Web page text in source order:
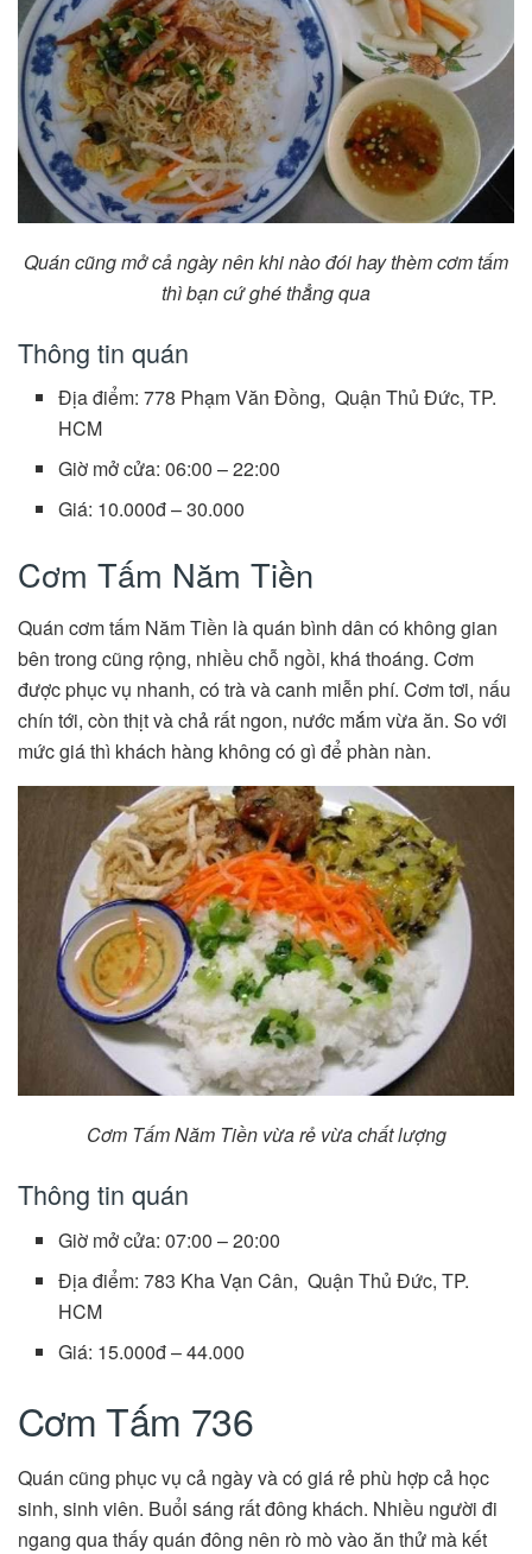
Quán cũng mở cả ngày nên khi nào đói hay thèm cơm tấm
thì bạn cứ ghé thẳng qua
Thông tin quán
Địa điểm: 778 Phạm Văn Đồng, Quận Thủ Đức, TP.
HCM
Giờ mở cửa: 06:00 – 22:00
Giá: 10.000đ – 30.000
Cơm Tấm Năm Tiền
Quán cơm tấm Năm Tiền là quán bình dân có không gian
bên trong cũng rộng, nhiều chỗ ngồi, khá thoáng. Cơm
được phục vụ nhanh, có trà và canh miễn phí. Cơm tơi, nấu
chín tới, còn thịt và chả rất ngon, nước mắm vừa ăn. So với
mức giá thì khách hàng không có gì để phàn nàn.
Cơm TấmNăm Tiền vừa rẻ vừa chất lượng
Thông tin quán
Giờ mở cửa: 07:00 – 20:00
Địa điểm: 783 Kha Vạn Cân, Quận Thủ Đức, TP.
HCM
Giá: 15.000đ – 44.000
Cơm Tấm 736
Quán cũng phục vụ cả ngày và có giá rẻ phù hợp cả học
sinh, sinh viên. Buổi sáng rất đông khách. Nhiều người đi
ngang qua thấy quán đông nên rò mò vào ăn thử mà kết